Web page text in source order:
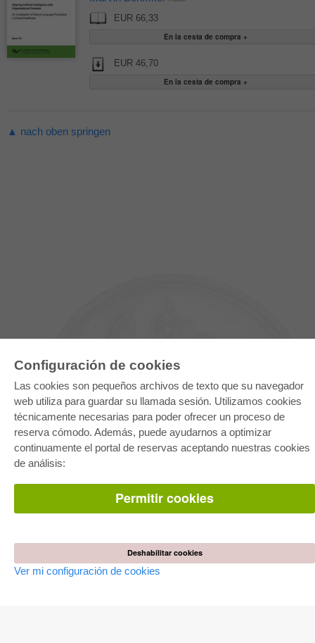
Configuración de cookies
Las cookies son pequeños archivos de texto que su navegador
web utiliza para guardar su llamada sesión. Utilizamos cookies
técnicamente necesarias para poder ofrecer un proceso de
reserva cómodo. Además, puede ayudarnos a optimizar
continuamente el portal de reservas aceptando nuestras cookies
de análisis:
Permitir cookies
Deshabilitar cookies
Ver mi configuración de cookies
EUR 66,33
EUR 46,70
▲ nach oben springen
E-COLLECTION
Paquete de especialidades
Facilitación de E-Books
Preguntas mas frequentes(FAQ)
Condiciones